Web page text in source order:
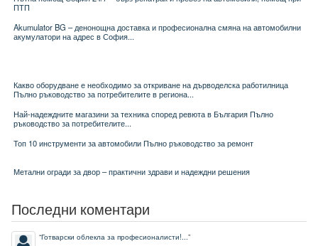
ПТП
Akumulator BG – денонощна доставка и професионална смяна на автомобилни
акумулатори на адрес в София...
Какво оборудване е необходимо за откриване на дърводелска работилница
Пълно ръководство за потребителите в региона...
Най-надеждните магазини за техника според ревюта в България Пълно
ръководство за потребителите...
Топ 10 инструменти за автомобили Пълно ръководство за ремонт
Метални огради за двор – практични здрави и надеждни решения
Последни коментари
“Готварски облекла за професионалисти!...”